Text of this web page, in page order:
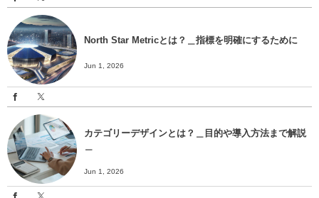
North Star Metricとは？＿指標を明確にするために
Jun 1, 2026
カテゴリーデザインとは？＿目的や導入方法まで解説
Jun 1, 2026